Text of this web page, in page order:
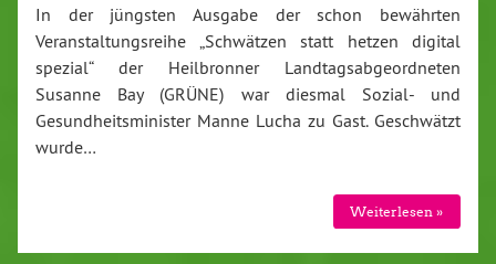
In der jüngsten Ausgabe der schon bewährten
Veranstaltungsreihe „Schwätzen statt hetzen digital
spezial“ der Heilbronner Landtagsabgeordneten
Susanne Bay (GRÜNE) war diesmal Sozial- und
Gesundheitsminister Manne Lucha zu Gast. Geschwätzt
wurde…
Weiterlesen »